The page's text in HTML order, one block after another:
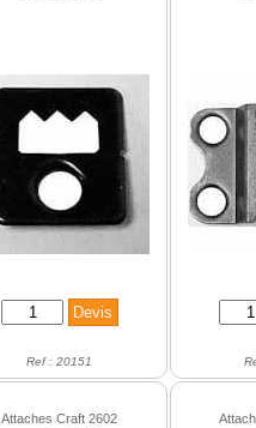
Ref : 20151
Attaches Craft 2602